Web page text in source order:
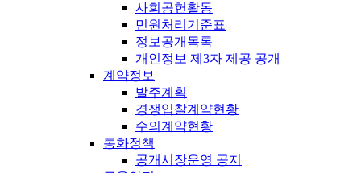
사회공헌활동
민원처리기준표
정보공개목록
개인정보 제3자 제공 공개
계약정보
발주계획
경쟁입찰계약현황
수의계약현황
통화정책
공개시장운영 공지